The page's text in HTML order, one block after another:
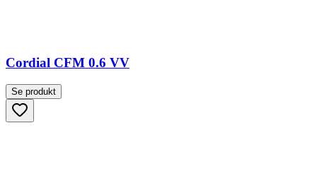
Cordial CFM 0.6 VV
Se produkt